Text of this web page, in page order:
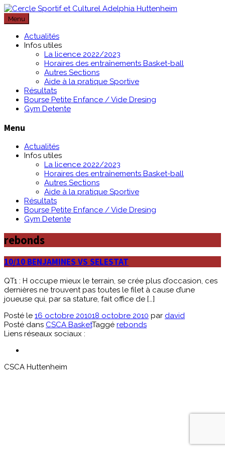
Passer
au
contenu
Menu
Actualités
Infos utiles
La licence 2022/2023
Horaires des entraînements Basket-ball
Autres Sections
Aide à la pratique Sportive
Résultats
Bourse Petite Enfance / Vide Dresing
Gym Detente
Menu
Actualités
Infos utiles
La licence 2022/2023
Horaires des entraînements Basket-ball
Autres Sections
Aide à la pratique Sportive
Résultats
Bourse Petite Enfance / Vide Dresing
Gym Detente
rebonds
10/10 BENJAMINES VS SELESTAT
QT1 : H occupe mieux le terrain, se crée plus d’occasion, ces
dernières ne trouvent pas toutes le filet à cause d’une
joueuse qui, par sa stature, fait office de […]
Posté le 16 octobre 201018 octobre 2010 par david
Posté dans CSCA BasketTaggé rebonds
Liens réseaux sociaux :
CSCA Huttenheim